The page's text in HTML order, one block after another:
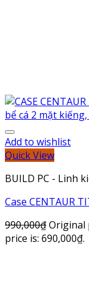
Add to wishlist
Quick View
BUILD PC - Linh
Case CENTAUR
990,000₫Original
price is: 690,000₫.